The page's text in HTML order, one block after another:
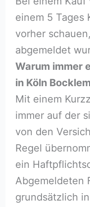
einem 5 Tages
vorher
abgemeldet
Warum immer
in Köln
Mit einem
immer auf der
von den
Regel
ein
Abgemeldeten
grundsätzlich